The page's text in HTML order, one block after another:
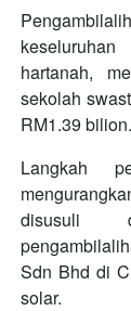
hartanah,
sekolah
RM1.39 bilion.
Langkah
disusuli
Sdn Bhd di
solar.